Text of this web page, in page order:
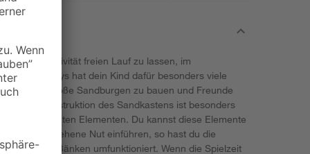
der Kreativität freien Lauf zu lassen, im
Wendi Toys hat dein Kind dafür besonders viele
es, große Sandburgen zu bauen und Freunde
Die Konstruktion des Sandkastens ist besonders
aus 2 separaten Elementen. Du kannst diese Elemente
vorgesehene Nut einführen, so hast du die
bequemen Bänken umfunktioniert. Wenn die Spielzeit